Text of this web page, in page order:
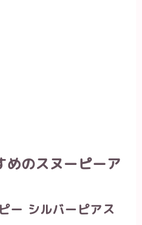
めのスヌーピーア
ー シルバーピアス